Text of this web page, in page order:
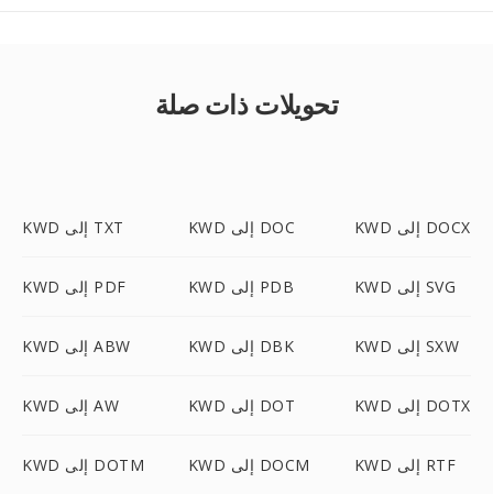
تحويلات ذات صلة
KWD إلى TXT KWD إلى DOC KWD إلى DOCX
KWD إلى PDF KWD إلى PDB KWD إلى SVG
KWD إلى ABW KWD إلى DBK KWD إلى SXW
KWD إلى AW KWD إلى DOT KWD إلى DOTX
KWD إلى DOTM KWD إلى DOCM KWD إلى RTF